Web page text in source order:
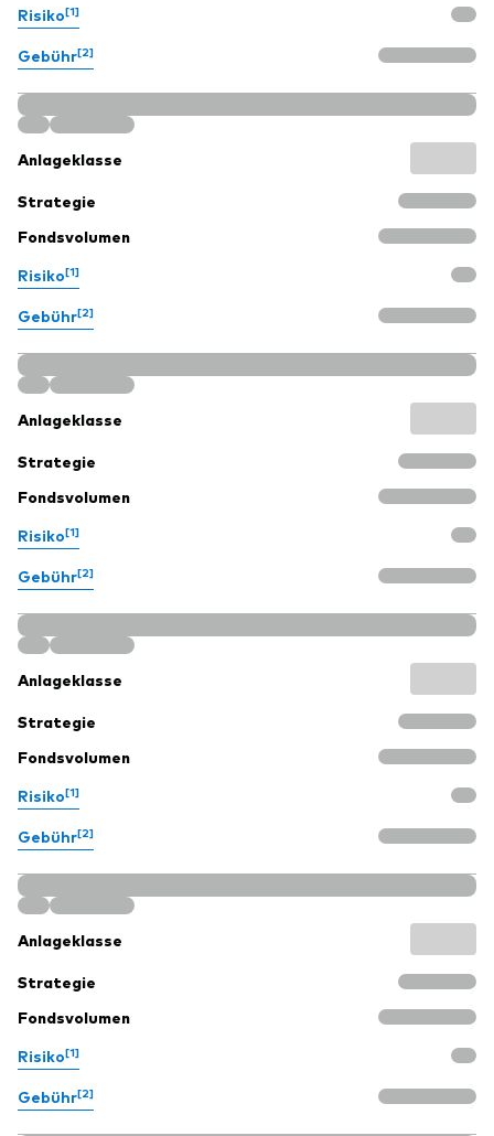
Risiko[1]
Gebühr[2]
Anlageklasse
Strategie
Fondsvolumen
Risiko[1]
Gebühr[2]
Anlageklasse
Strategie
Fondsvolumen
Risiko[1]
Gebühr[2]
Anlageklasse
Strategie
Fondsvolumen
Risiko[1]
Gebühr[2]
Anlageklasse
Strategie
Fondsvolumen
Risiko[1]
Gebühr[2]